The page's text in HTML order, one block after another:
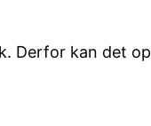
Derfor kan det